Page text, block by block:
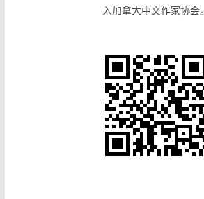
入加拿大中文作家协会。